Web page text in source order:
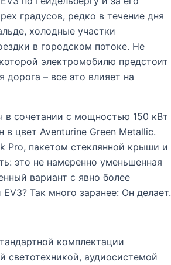
градусов, редко в течение дня
холодные участки
в городском потоке. Не
электромобилю предстоит
– все это влияет на
в сочетании с мощностью 150 кВт
цвет Aventurine Green Metallic.
Pro, пакетом стеклянной крыши и
это не намеренно уменьшенная
вариант с явно более
Так много заранее: Он делает.
комплектации
аудиосистемой